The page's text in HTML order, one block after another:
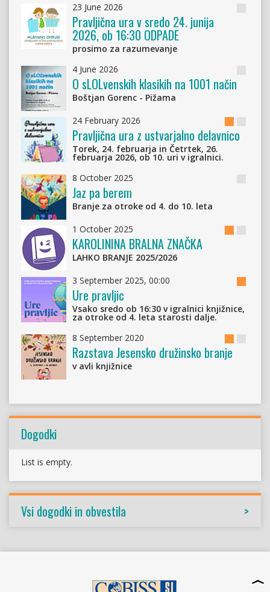
23 June 2026
Pravljična ura v sredo 24. junija
2026, ob 16:30 ODPADE
prosimo za razumevanje
4 June 2026
O sLOLvenskih klasikih na 1001 način
Boštjan Gorenc - Pižama
oddelek
24 February 2026
Pravljična ura z ustvarjalno delavnico
Torek, 24. februarja in Četrtek, 26.
februarja 2026, ob 10. uri v igralnici.
8 October 2025
Jaz pa berem
Branje za otroke od 4. do 10. leta
1 October 2025
KAROLININA BRALNA ZNAČKA
LAHKO BRANJE 2025/2026
3 September 2025, 00:00
Ure pravljic
Vsako sredo ob 16:30 v igralnici knjižnice,
za otroke od 4. leta starosti dalje.
oddelek
8 September 2020
Razstava Jesensko družinsko branje
v avli knjižnice
Dogodki
List is empty.
Vsi dogodki in obvestila